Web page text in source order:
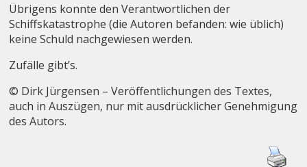
Übrigens konnte den Verantwortlichen der
Schiffskatastrophe (die Autoren befanden: wie üblich)
keine Schuld nachgewiesen werden.
Zufälle gibt’s.
© Dirk Jürgensen – Veröffentlichungen des Textes,
auch in Auszügen, nur mit ausdrücklicher Genehmigung
des Autors.